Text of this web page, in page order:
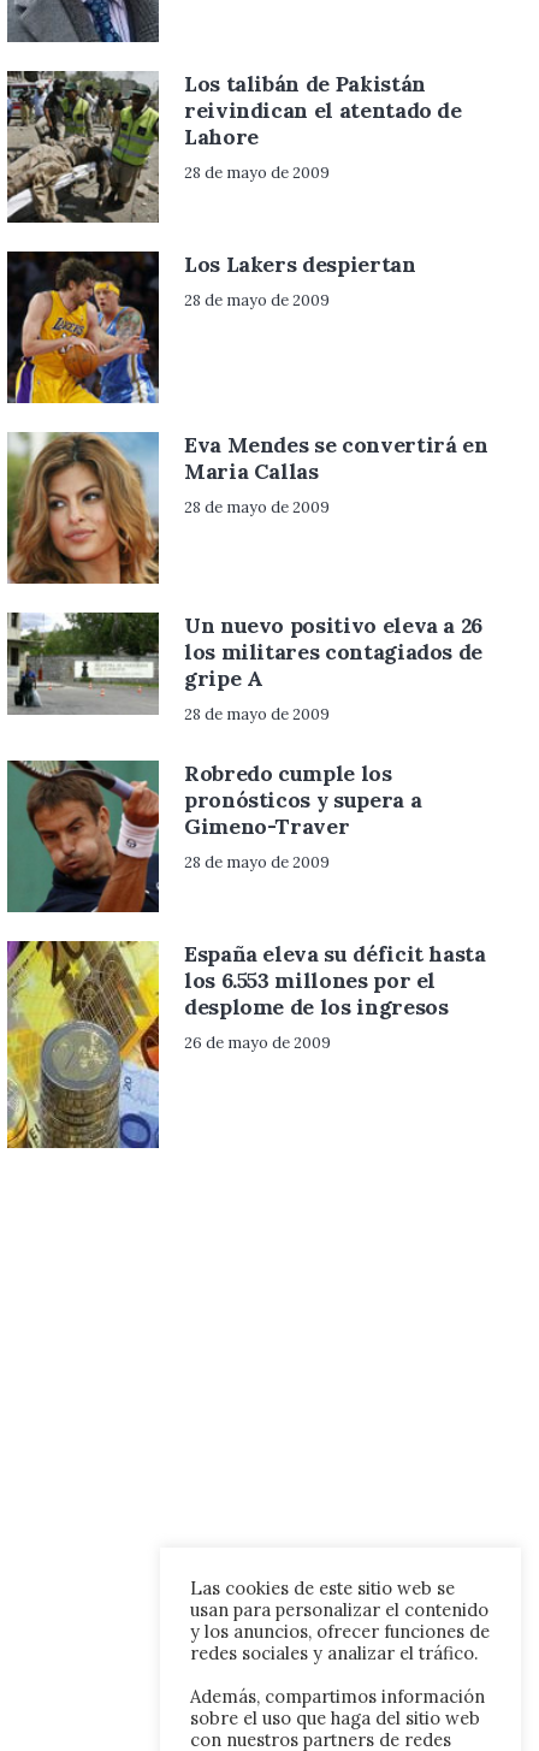
Los talibán de Pakistán
reivindican el atentado de
Lahore
28 de mayo de 2009
Los Lakers despiertan
28 de mayo de 2009
Eva Mendes se convertirá en
Maria Callas
28 de mayo de 2009
Un nuevo positivo eleva a 26
los militares contagiados de
gripe A
28 de mayo de 2009
Robredo cumple los
pronósticos y supera a
Gimeno-Traver
28 de mayo de 2009
España eleva su déficit hasta
los 6.553 millones por el
desplome de los ingresos
26 de mayo de 2009
Las cookies de este sitio web se
usan para personalizar el contenido
y los anuncios, ofrecer funciones de
redes sociales y analizar el tráfico.
Además, compartimos información
sobre el uso que haga del sitio web
con nuestros partners de redes